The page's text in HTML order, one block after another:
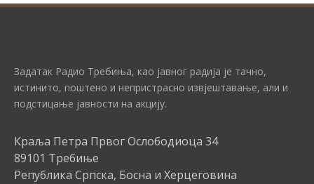
Задатак Радио Требиња, као јавног радија је тачно,
истинито, поштено и непристрасно извјештавање, али и
подстицање јавности на акцију.
Краља Петра Првог Ослободиоца 34
89101 Требиње
Република Српска, Босна и Херцеговина